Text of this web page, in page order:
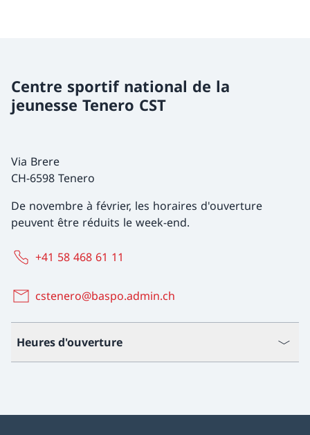
Centre sportif national de la
jeunesse Tenero CST
Via Brere
CH-6598 Tenero
De novembre à février, les horaires d'ouverture
peuvent être réduits le week-end.
+41 58 468 61 11
cstenero@baspo.admin.ch
Heures d'ouverture